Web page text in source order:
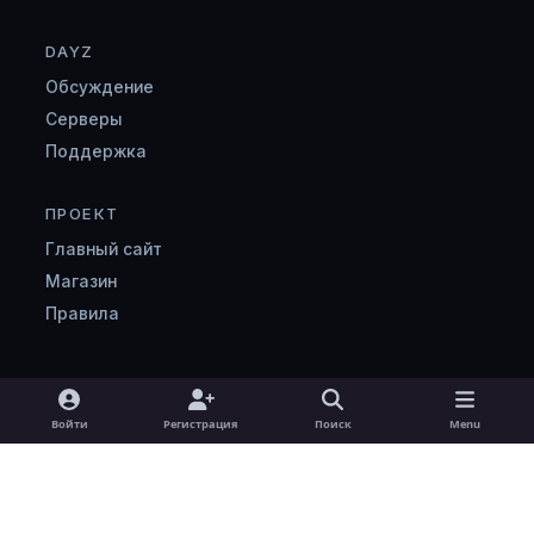
DAYZ
Обсуждение
Серверы
Поддержка
ПРОЕКТ
Главный сайт
Магазин
Правила
Light ModeDark ModeSystem Preference
v
k
Войти Регистрация Поиск Menu